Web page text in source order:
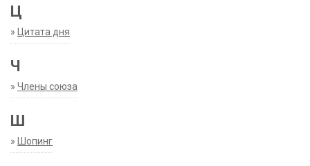
Ц
» Цитата дня
Ч
» Члены союза
Ш
» Шопинг